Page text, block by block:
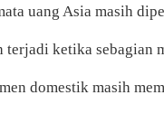
uang Asia masih
ketika sebagian
domestik masih